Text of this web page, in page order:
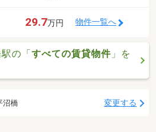
29.7万円 物件一覧へ
の「すべての賃貸物件 」を
沼橋 変更する